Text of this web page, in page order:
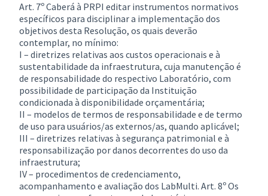
Art. 7º Caberá à PRPI editar instrumentos normativos
específicos para disciplinar a implementação dos
objetivos desta Resolução, os quais deverão
contemplar, no mínimo:
I – diretrizes relativas aos custos operacionais e à
sustentabilidade da infraestrutura, cuja manutenção é
de responsabilidade do respectivo Laboratório, com
possibilidade de participação da Instituição
condicionada à disponibilidade orçamentária;
II – modelos de termos de responsabilidade e de termo
de uso para usuários/as externos/as, quando aplicável;
III – diretrizes relativas à segurança patrimonial e à
responsabilização por danos decorrentes do uso da
infraestrutura;
IV – procedimentos de credenciamento,
acompanhamento e avaliação dos LabMulti. Art. 8º Os